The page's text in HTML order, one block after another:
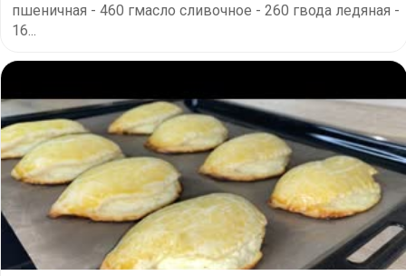
пшеничная - 460 гмасло сливочное - 260 гвода ледяная -
16...